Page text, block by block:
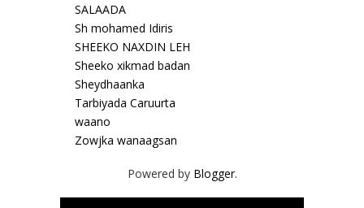
SALAADA
Sh mohamed Idiris
SHEEKO NAXDIN LEH
Sheeko xikmad badan
Sheydhaanka
Tarbiyada Caruurta
waano
Zowjka wanaagsan
Powered by Blogger.